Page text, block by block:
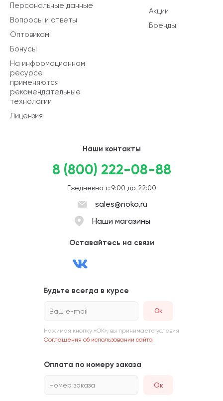
Акции
Бренды
Персональные данные
Вопросы и ответы
Оптовикам
Бонусы
На информационном
ресурсе
применяются
рекомендательные
технологии
Лицензия
Наши контакты
8 (800) 222-08-88
Ежедневно с 9:00 до 22:00
sales@noko.ru
Наши магазины
Оставайтесь на связи
Будьте всегда в курсе
Ваш e-mail
Нажимая кнопку «ОК», вы принимаете условия
Соглашения об использовании сайта
Оплата по номеру заказа
Номер заказа Ок